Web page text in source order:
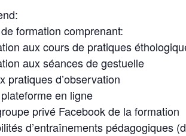
formation comprenant:
aux cours de pratiques
aux séances de gestuelle
d’observation
en ligne
privé Facebook de la formation
d’entraînements pédagogiques